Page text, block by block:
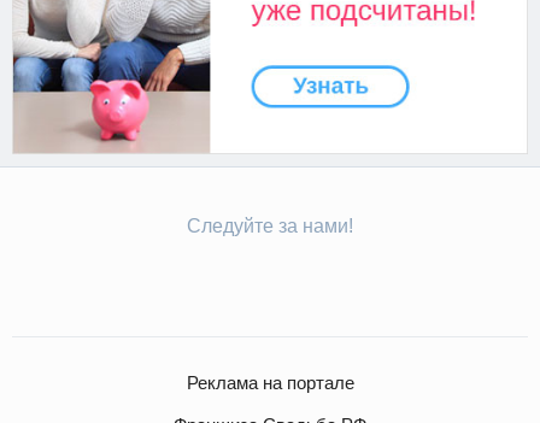
Следуйте за нами!
Реклама на портале